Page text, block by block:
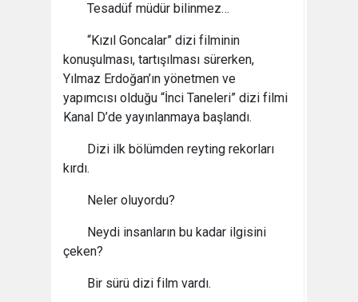
Tesadüf müdür bilinmez…
“Kızıl Goncalar” dizi filminin
konuşulması, tartışılması sürerken,
Yılmaz Erdoğan’ın yönetmen ve
yapımcısı olduğu “İnci Taneleri” dizi filmi
Kanal D’de yayınlanmaya başlandı.
Dizi ilk bölümden reyting rekorları
kırdı.
Neler oluyordu?
Neydi insanların bu kadar ilgisini
çeken?
Bir sürü dizi film vardı.